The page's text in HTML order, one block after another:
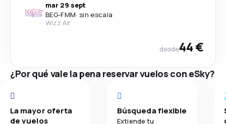
mar 29 sept
BEG-FMM· sin escala
Wizz Air
desde44 €
¿Por qué vale la pena reservar vuelos con eSky?
La mayor oferta
de vuelos
Búsqueda flexible
Extiende tu